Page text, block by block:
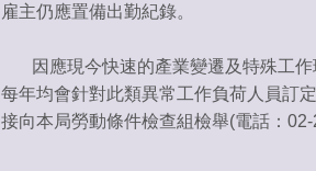
雇主仍應置備出勤紀錄。
因應現今快速的產業變遷及特殊工作
每年均會針對此類異常工作負荷人員訂
接向本局勞動條件檢查組檢舉(電話：